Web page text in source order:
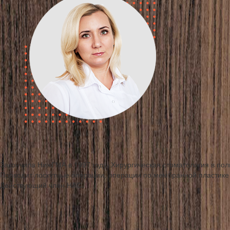
Закончила НижГМА в 1997 году. Хирургическая стоматология в
Проводит лоскутные операции, операции по мембранной
Действующий член НАС.